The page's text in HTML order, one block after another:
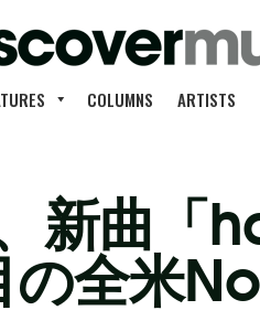
COLUMNS ARTISTS
新曲「
全米